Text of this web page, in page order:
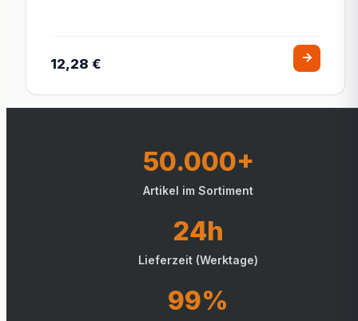
12,28 €
50.000+
Artikel im Sortiment
24h
Lieferzeit (Werktage)
99%